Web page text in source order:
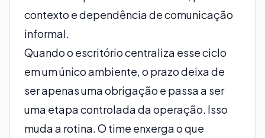
contexto e dependência de comunicação
informal.
Quando o escritório centraliza esse ciclo
em um único ambiente, o prazo deixa de
ser apenas uma obrigação e passa a ser
uma etapa controlada da operação. Isso
muda a rotina. O time enxerga o que